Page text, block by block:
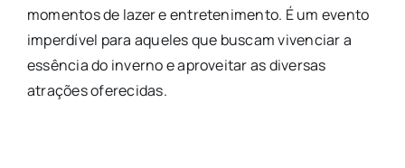
momentos de lazer e entretenimento. É um evento
imperdível para aqueles que buscam vivenciar a
essência do inverno e aproveitar as diversas
atrações oferecidas.